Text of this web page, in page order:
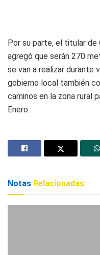
Por su parte, el titular de
agregó que serán 270
se van a realizar durante
gobierno local también
caminos en la zona rural
Enero.
Notas Relacionadas